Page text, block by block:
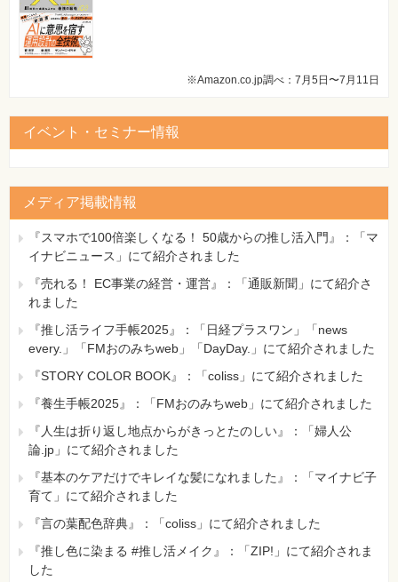
※Amazon.co.jp調べ：7月5日〜7月11日
イベント・セミナー情報
メディア掲載情報
『スマホで100倍楽しくなる！ 50歳からの推し活入門』：「マ
イナビニュース」にて紹介されました
『売れる！ EC事業の経営・運営』：「通販新聞」にて紹介さ
れました
『推し活ライフ手帳2025』：「日経プラスワン」「news
every.」「FMおのみちweb」「DayDay.」にて紹介されました
『STORY COLOR BOOK』：「coliss」にて紹介されました
『養生手帳2025』：「FMおのみちweb」にて紹介されました
『人生は折り返し地点からがきっとたのしい』：「婦人公
論.jp」にて紹介されました
『基本のケアだけでキレイな髪になれました』：「マイナビ子
育て」にて紹介されました
『言の葉配色辞典』：「coliss」にて紹介されました
『推し色に染まる #推し活メイク』：「ZIP!」にて紹介されま
した